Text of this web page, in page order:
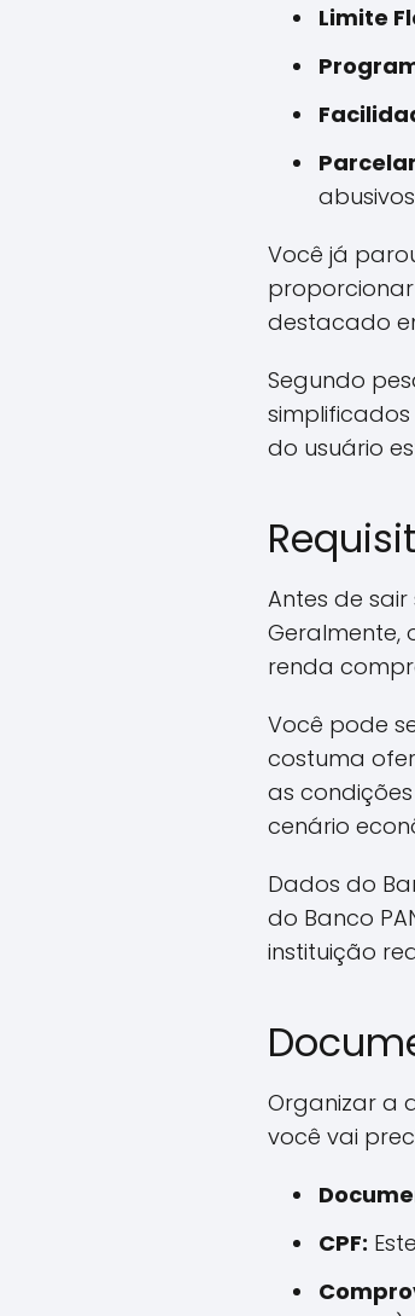
Limite
Você já
proporcionar
destacado
Segundo
do usuário
Antes de
Geralmente,
renda
Você pode
costuma
as
cenário
Dados do
do Banco
instituição
Organizar a
você vai
CPF: